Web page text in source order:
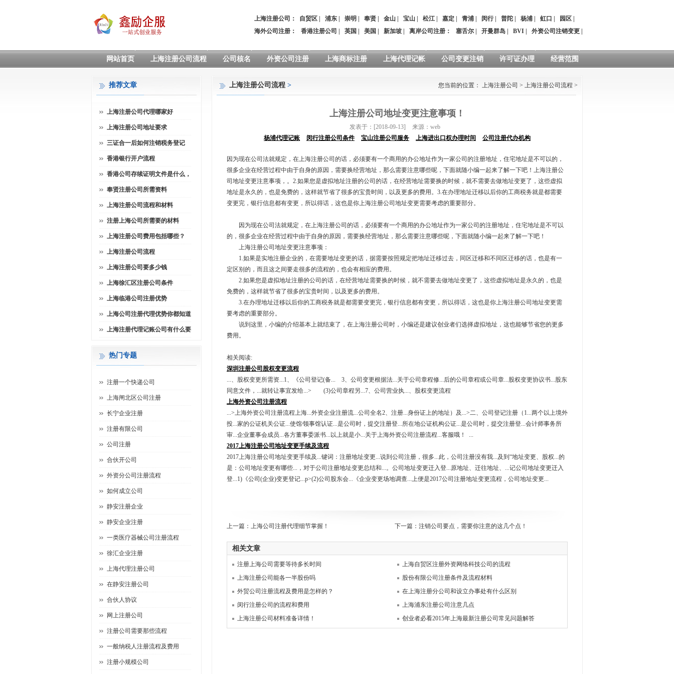
上海注册公司： 自贸区 浦东 崇明 奉贤 金山 宝山 松江 嘉定 青浦 闵行| 普陀 杨浦 虹口 园区
海外公司注册：
香港注册公司 英国 美国 新加坡 离岸公司注册 ： 塞舌尔 开曼群岛 BVI 外资公司注销变更
网站首页 上海注册公司流程 公司核名 外资公司注册 上海商标注册 上海代理记帐 公司变更注销 许可证办理 经营范围
上海注册公司流程 > 您当前的位置： 上海注册公司 > 上海注册公司流程 >
上海注册公司地址变更注意事项！
发表于：[2018-09-13]
来源：web
杨浦代理记账
闵行注册公司条件 宝山注册公司服务 上海进出口权办理时间 公司注册代办机构
因为现在公司法就规定，在上海注册公司的话，必须要有一个商用的办公地址作为一家公司的注册地址，住宅地址是不可以的，
很多企业在经营过程中由于自身的原因，需要换经营地址，那么需要注意哪些呢，下面就随小编一起来了解一下吧！上海注册公
司地址变更注意事项，。2.如果您是虚拟地址注册的公司的话，在经营地址需要换的时候，就不需要去做地址变更了，这些虚拟
地址是永久的，也是免费的，这样就节省了很多的宝贵时间，以及更多的费用。3.在办理地址迁移以后你的工商税务就是都需要
变更完，银行信息都有变更，所以得话，这也是你上海注册公司地址变更需要考虑的重要部分。
因为现在公司法就规定，在上海注册公司的话，必须要有一个商用的办公地址作为一家公司的注册地址，住宅地址是不可以
的，很多企业在经营过程中由于自身的原因，需要换经营地址，那么需要注意哪些呢，下面就随小编一起来了解一下吧！
上海注册公司地址变更注意事项：
1.如果是实地注册企业的，在需要地址变更的话，据需要按照规定把地址迁移过去，同区迁移和不同区迁移的话，也是有一
定区别的，而且这之间要走很多的流程的，也会有相应的费用。
2.如果您是虚拟地址注册的公司的话，在经营地址需要换的时候，就不需要去做地址变更了，这些虚拟地址是永久的，也是
免费的，这样就节省了很多的宝贵时间，以及更多的费用。
3.在办理地址迁移以后你的工商税务就是都需要变更完，银行信息都有变更，所以得话，这也是你上海注册公司地址变更需
要考虑的重要部分。
说到这里，小编的介绍基本上就结束了，在上海注册公司时，小编还是建议创业者们选择虚拟地址，这也能够节省您的更多
费用。
相关阅读:
深圳注册公司股权变更流程
...、股权变更所需资...1、《公司登记(备... 3、公司变更根据法...关于公司章程修...后的公司章程或公司章...股权变更协议书...股东
同意文件，...就转让事宜发给...> (3)公司章程另...7、公司营业执...、股权变更流程
上海外资公司注册流程
...>上海外资公司注册流程上海...外资企业注册流...公司全名2、注册...身份证上的地址）及...>二、公司登记注册（1...两个以上境外
投...家的公证机关公证...使馆∕领事馆认证...是公司时，提交注册登...所在地公证机构公证...是公司时，提交注册登...会计师事务所
审...企业董事会成员...各方董事委派书...以上就是小...关于上海外资公司注册流程...客服哦！​ ...
2017上海注册公司地址变更手续及流程
2017上海注册公司地址变更手续及...键词：注册地址变更...说到公司注册，很多...此，公司注册没有我...及到“地址变更、股权...的
是：公司地址变更有哪些...，对于公司注册地址变更总结和...。公司地址变更迁入登...原地址、迁往地址、...记公司地址变更迁入
登...1)《公司(企业)变更登记...p>(2)公司股东会...《企业变更场地调查...上便是2017公司注册地址变更流程，公司地址变更...
上一篇： 上海公司注册代理细节掌握！ 下一篇： 注销公司要点，需要你注意的这几个点！
相关文章
注册上海公司需要等待多长时间
上海自贸区注册外资网络科技公司的流程
上海注册公司能各一半股份吗
股份有限公司注册条件及流程材料
外贸公司注册流程及费用是怎样的？
在上海注册分公司和设立办事处有什么区别
闵行注册公司的流程和费用
上海浦东注册公司注意几点
上海注册公司材料准备详情！
创业者必看2015年上海最新注册公司常见问题解答
推荐文章
上海注册公司代理哪家好
上海注册公司地址要求
三证合一后如何注销税务登记
香港银行开户流程
香港公司存续证明文件是什么，
奉贤注册公司所需资料
上海注册公司流程和材料
注册上海公司所需要的材料
上海注册公司费用包括哪些？
上海注册公司流程
上海注册公司要多少钱
上海徐汇区注册公司条件
上海临港公司注册优势
上海公司注册代理优势你都知道
上海注册代理记账公司有什么要
热门专题
注册一个快递公司
上海闸北区公司注册
长宁企业注册
注册有限公司
公司注册
合伙开公司
外资分公司注册流程
如何成立公司
静安注册企业
静安企业注册
一类医疗器械公司注册流程
徐汇企业注册
上海代理注册公司
在静安注册公司
合伙人协议
网上注册公司
注册公司需要那些流程
一般纳税人注册流程及费用
注册小规模公司